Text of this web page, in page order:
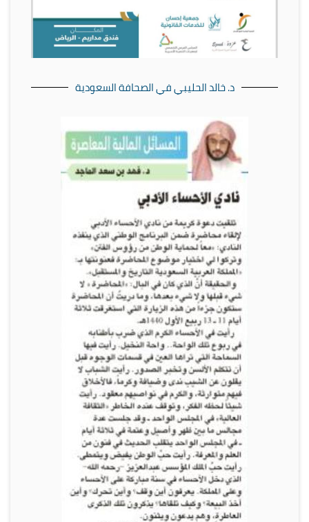
د. خالد الحليبي في الصحافة السعودية